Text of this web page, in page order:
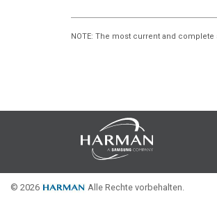
NOTE: The most current and
© 2026 Alle Rechte vorbehalten.